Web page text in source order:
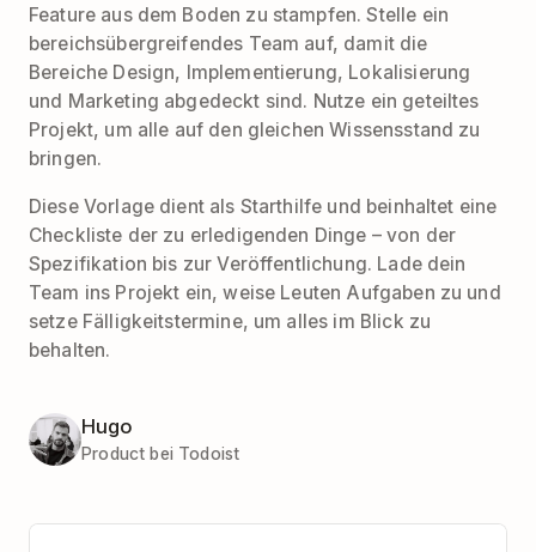
Feature aus dem Boden zu stampfen. Stelle ein
bereichsübergreifendes Team auf, damit die
Bereiche Design, Implementierung, Lokalisierung
und Marketing abgedeckt sind. Nutze ein geteiltes
Projekt, um alle auf den gleichen Wissensstand zu
bringen.
Diese Vorlage dient als Starthilfe und beinhaltet eine
Checkliste der zu erledigenden Dinge – von der
Spezifikation bis zur Veröffentlichung. Lade dein
Team ins Projekt ein, weise Leuten Aufgaben zu und
setze Fälligkeitstermine, um alles im Blick zu
behalten.
Hugo
Product bei Todoist